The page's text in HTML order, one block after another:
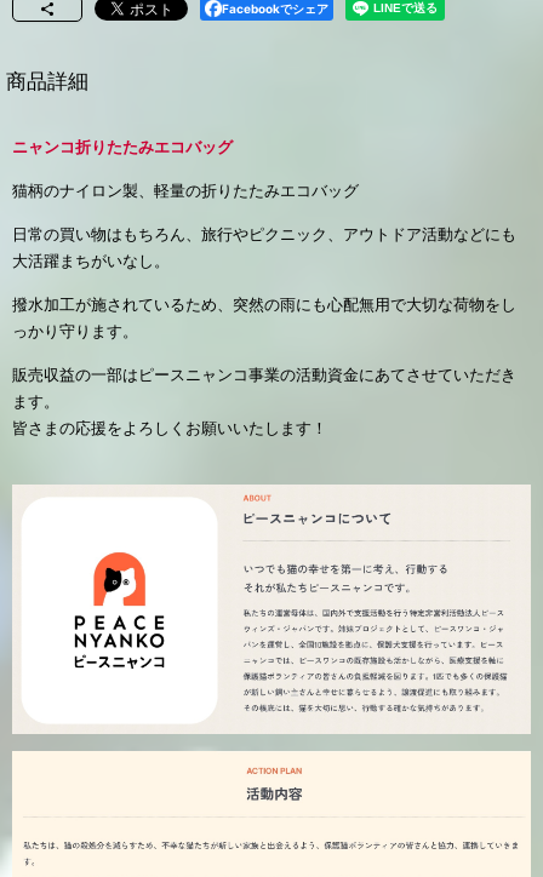
Facebookでシェア
商品詳細
ニャンコ折りたたみエコバッグ
猫柄のナイロン製、軽量の折りたたみエコバッグ
日常の買い物はもちろん、旅行やピクニック、アウトドア活動などにも
大活躍まちがいなし。
撥水加工が施されているため、突然の雨にも心配無用で大切な荷物をし
っかり守ります。
販売収益の一部はピースニャンコ事業の活動資金にあてさせていただき
ます。
皆さまの応援をよろしくお願いいたします！